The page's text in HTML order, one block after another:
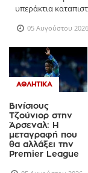
το Πεκίνο
υπεράκτια
Βινίσιους
Τζούνιορ στην
Άρσεναλ: Η
μεταγραφή που
θα αλλάξει την